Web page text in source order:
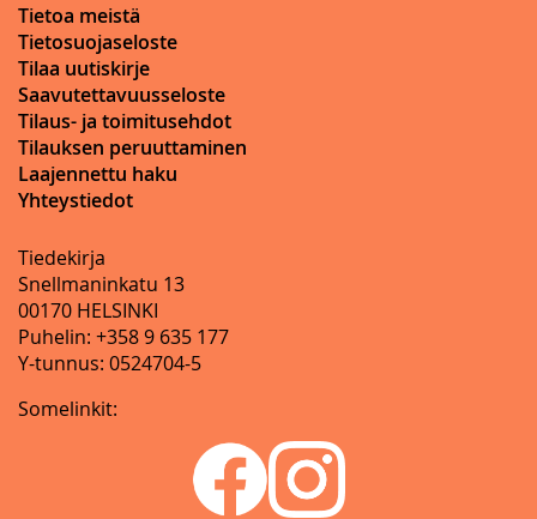
Tietoa meistä
Tietosuojaseloste
Tilaa uutiskirje
Saavutettavuusseloste
Tilaus- ja toimitusehdot
Tilauksen peruuttaminen
Laajennettu haku
Yhteystiedot
Tiedekirja
Snellmaninkatu 13
00170 HELSINKI
Puhelin: +358 9 635 177
Y-tunnus: 0524704-5
Somelinkit: